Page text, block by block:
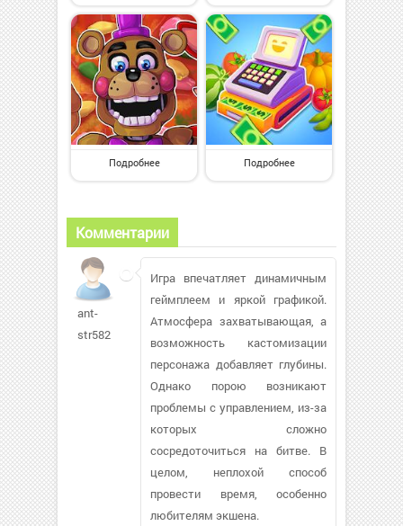
Подробнее Подробнее
Комментарии
ant-
str582
Игра впечатляет динамичным
геймплеем и яркой графикой.
Атмосфера захватывающая, а
возможность кастомизации
персонажа добавляет глубины.
Однако порою возникают
проблемы с управлением, из-за
которых сложно
сосредоточиться на битве. В
целом, неплохой способ
провести время, особенно
любителям экшена.